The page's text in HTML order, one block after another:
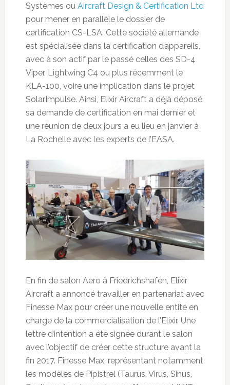
Systèmes ou Aircraft Design & Certification Ltd
pour mener en parallèle le dossier de
certification CS-LSA. Cette société allemande
est spécialisée dans la certification d’appareils,
avec à son actif par le passé celles des SD-4
Viper, Lightwing C4 ou plus récemment le
KLA-100, voire une implication dans le projet
SolarImpulse. Ainsi, Elixir Aircraft a déjà déposé
sa demande de certification en mai dernier et
une réunion de deux jours a eu lieu en janvier à
La Rochelle avec les experts de l’EASA.
En fin de salon Aero à Friedrichshafen, Elixir
Aircraft a annoncé travailler en partenariat avec
Finesse Max pour créer une nouvelle entité en
charge de la commercialisation de l’Elixir. Une
lettre d’intention a été signée durant le salon
avec l’objectif de créer cette structure avant la
fin 2017. Finesse Max, représentant notamment
les modèles de Pipistrel (Taurus, Virus, Sinus,